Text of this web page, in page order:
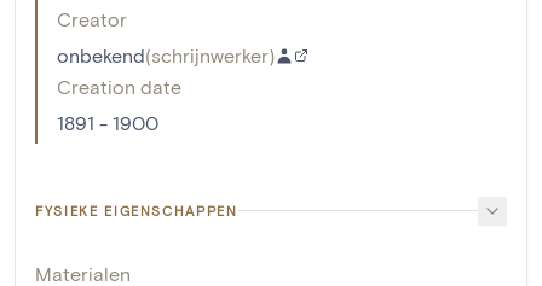
Creator
onbekend(schrijnwerker)
Creation date
1891 - 1900
FYSIEKE EIGENSCHAPPEN
Materialen